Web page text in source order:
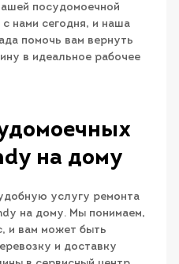
посудомоечной
нами сегодня, и наша
помочь вам вернуть
в идеальное рабочее
на дому
услугу ремонта
на дому. Мы понимаем,
и вам может быть
и доставку